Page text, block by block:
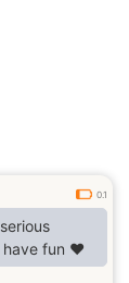
0.1
have fun ❤️